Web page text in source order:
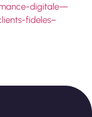
digitale—
fideles–